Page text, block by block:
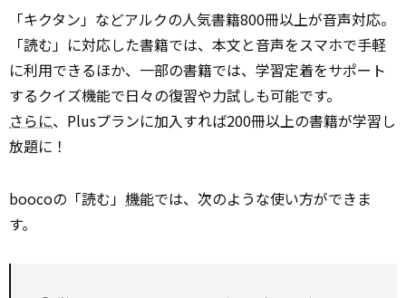
「キクタン」などアルクの人気書籍800冊以上が音声対応。
「読む」に対応した書籍では、本文と音声をスマホで手軽
に利用できるほか、一部の書籍では、学習定着をサポート
するクイズ機能で日々の復習や力試しも可能です。
さらに、Plusプランに加入すれば200冊以上の書籍が学習し
放題に！
boocoの「読む」 機能では、次のような使い方ができま
す。